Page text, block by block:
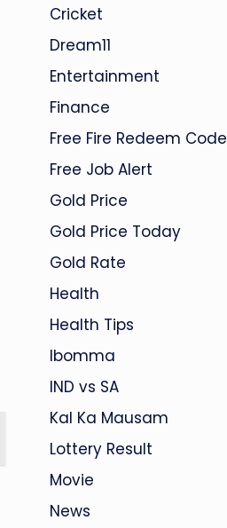
Cricket
Dream11
Entertainment
Finance
Free Fire Redeem Code
Free Job Alert
Gold Price
Gold Price Today
Gold Rate
Health
Health Tips
Ibomma
IND vs SA
Kal Ka Mausam
Lottery Result
Movie
News